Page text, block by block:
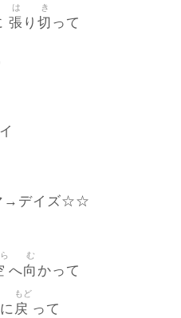
張
は
り 切
き
って
→デイズ☆☆
へ向
む
かって
に戻
もど
って